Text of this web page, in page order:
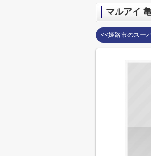
マルアイ
<<姫路市のスー